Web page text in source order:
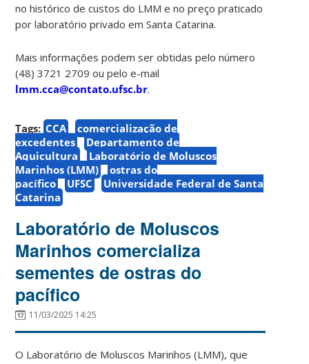
no histórico de custos do LMM e no preço praticado
por laboratório privado em Santa Catarina.
Mais informações podem ser obtidas pelo número
(48) 3721 2709 ou pelo e-mail
lmm.cca@contato.ufsc.br.
Tags: CCA
comercialização de
excedentes
Departamento de
Aquicultura
Laboratório de Moluscos
Marinhos (LMM)
ostras do
pacífico
UFSC
Universidade Federal de Santa
Catarina
Laboratório de Moluscos
Marinhos comercializa
sementes de ostras do
pacífico
11/03/2025 14:25
O Laboratório de Moluscos Marinhos (LMM), que